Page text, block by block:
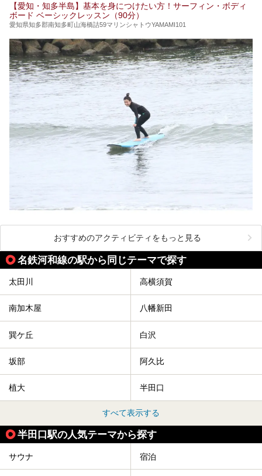
【愛知・知多半島】基本を身につけたい方！サーフィン・ボディ
ボード ベーシックレッスン（90分）
愛知県知多郡南知多町山海橋詰59マリンシャトウYAMAMI101
おすすめのアクティビティをもっと見る
名鉄河和線の駅から同じテーマで探す
太田川 高横須賀
南加木屋 八幡新田
巽ケ丘 白沢
坂部 阿久比
植大 半田口
すべて表示する
半田口駅の人気テーマから探す
サウナ 宿泊